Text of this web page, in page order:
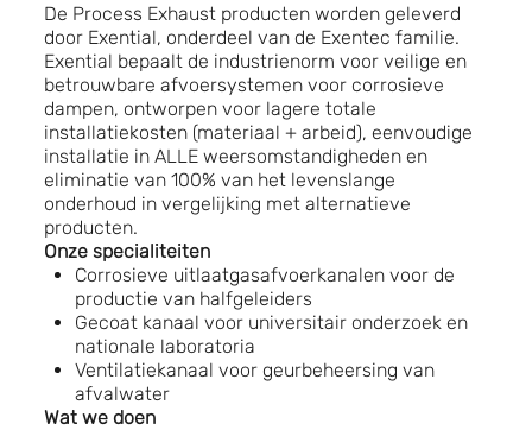
De Process Exhaust producten worden geleverd
door Exential, onderdeel van de Exentec familie.
Exential bepaalt de industrienorm voor veilige en
betrouwbare afvoersystemen voor corrosieve
dampen, ontworpen voor lagere totale
installatiekosten (materiaal + arbeid), eenvoudige
installatie in ALLE weersomstandigheden en
eliminatie van 100% van het levenslange
onderhoud in vergelijking met alternatieve
producten.
Onze specialiteiten
Corrosieve uitlaatgasafvoerkanalen voor de
productie van halfgeleiders
Gecoat kanaal voor universitair onderzoek en
nationale laboratoria
Ventilatiekanaal voor geurbeheersing van
afvalwater
Wat we doen